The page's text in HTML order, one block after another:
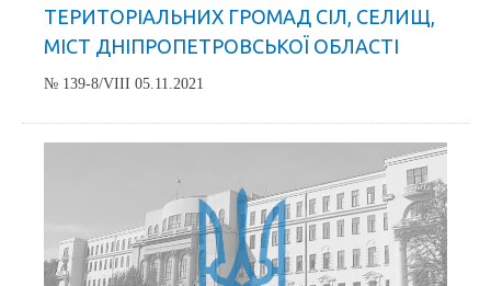
ТЕРИТОРІАЛЬНИХ ГРОМАД СІЛ, СЕЛИЩ,
МІСТ ДНІПРОПЕТРОВСЬКОЇ ОБЛАСТІ
№ 139-8/VIII 05.11.2021